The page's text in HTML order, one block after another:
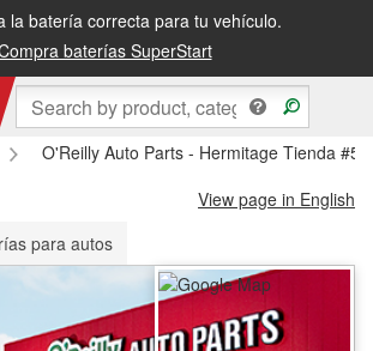
la batería correcta para tu vehículo.
baterías SuperStart
al día siguiente o recógela en la tienda
O'Reilly Auto Parts - Hermitage Tienda
View page in English
para autos